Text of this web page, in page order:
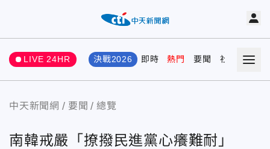
LIVE 24HR 決戰2026 即時 熱門 要聞 社會 娛樂
中天新聞網 要聞 總覽
南韓戒嚴「撩撥民進黨心癢難耐」